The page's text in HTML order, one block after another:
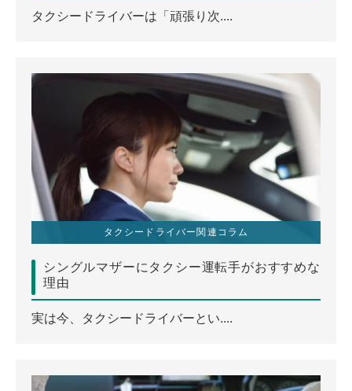
タクシードライバーは「頑張り次....
タクシードライバー関連コラム
シングルマザーにタクシー運転手がおすすめな
理由
実は今、タクシードライバーとい....